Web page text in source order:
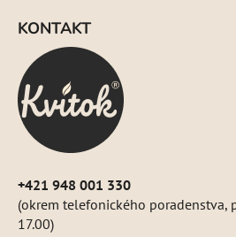
KONTAKT
+421 948 001 330
(okrem telefonického poradenstva,
17.00)